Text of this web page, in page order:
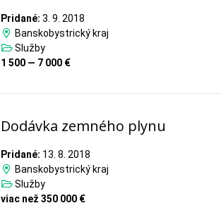
Pridané: 3. 9. 2018
Banskobystrický kraj
Služby
1 500 — 7 000 €
Dodávka zemného plynu
Pridané: 13. 8. 2018
Banskobystrický kraj
Služby
viac než 350 000 €